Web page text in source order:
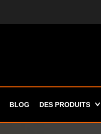
BLOG DES PRODUITS